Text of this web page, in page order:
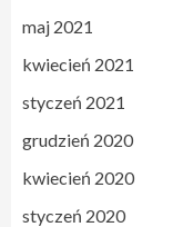
maj 2021
kwiecień 2021
styczeń 2021
grudzień 2020
kwiecień 2020
styczeń 2020